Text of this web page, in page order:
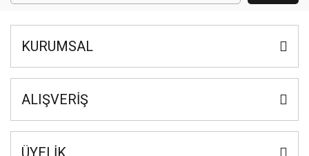
KURUMSAL
ALIŞVERİŞ
ÜYELİK